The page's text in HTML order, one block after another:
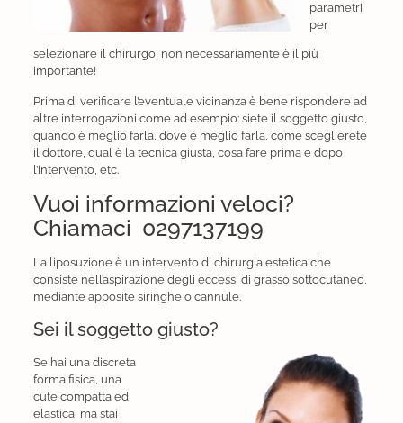
parametri
per
selezionare il chirurgo, non necessariamente è il più
importante!
Prima di verificare l’eventuale vicinanza è bene rispondere ad
altre interrogazioni come ad esempio: siete il soggetto giusto,
quando è meglio farla, dove è meglio farla, come sceglierete
il dottore, qual è la tecnica giusta, cosa fare prima e dopo
l’intervento, etc.
Vuoi informazioni veloci?
Chiamaci 0297137199
La liposuzione è un intervento di chirurgia estetica che
consiste nell’aspirazione degli eccessi di grasso sottocutaneo,
mediante apposite siringhe o cannule.
Sei il soggetto giusto?
Se hai una discreta
forma fisica, una
cute compatta ed
elastica, ma stai